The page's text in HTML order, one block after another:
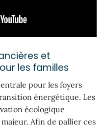
et
les familles
pour les foyers
énergétique. Les
écologique
Afin de pallier ces